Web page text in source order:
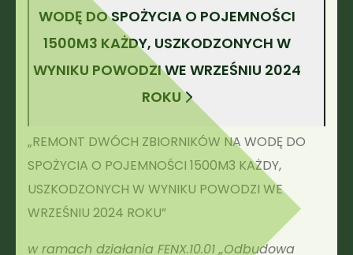
WODĘ DO SPOŻYCIA O POJEMNOŚCI
1500M3 KAŻDY, USZKODZONYCH W
WYNIKU POWODZI WE WRZEŚNIU 2024
ROKU
„REMONT DWÓCH ZBIORNIKÓW NA WODĘ DO
SPOŻYCIA O POJEMNOŚCI 1500M3 KAŻDY,
USZKODZONYCH W WYNIKU POWODZI WE
WRZEŚNIU 2024 ROKU”
w ramach działania FENX.10.01 „Odbudowa